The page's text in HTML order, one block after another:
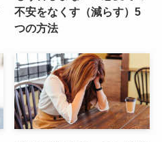
不安をなくす（減らす）5
つの方法